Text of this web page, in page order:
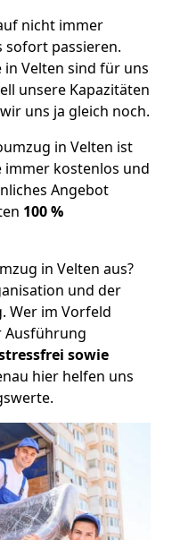
nicht immer
sofort passieren.
Velten sind für uns
unsere Kapazitäten
uns ja gleich noch.
in Velten ist
immer kostenlos und
Angebot
100 %
in Velten aus?
und der
Wer im Vorfeld
Ausführung
sowie
hier helfen uns